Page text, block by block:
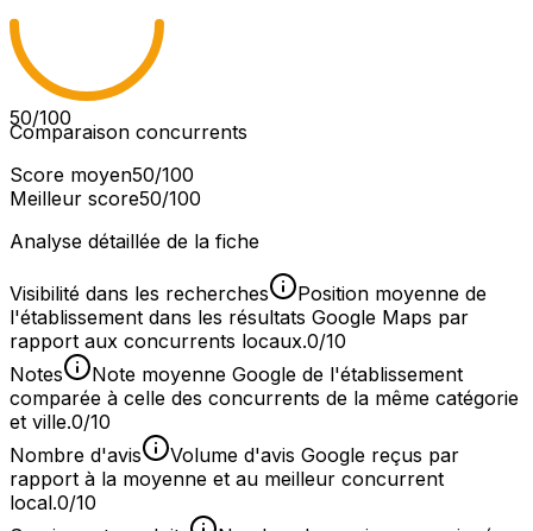
50/100
Comparaison concurrents
Score moyen50/100
Meilleur score50/100
Analyse détaillée de la fiche
Visibilité dans les recherches
Position moyenne de
l'établissement dans les résultats Google Maps par
rapport aux concurrents locaux.0/10
Notes
Note moyenne Google de l'établissement
comparée à celle des concurrents de la même catégorie
et ville.0/10
Nombre d'avis
Volume d'avis Google reçus par
rapport à la moyenne et au meilleur concurrent
local.0/10